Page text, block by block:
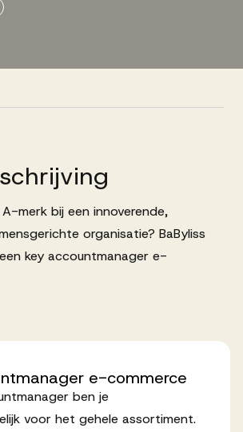
merk bij een innoverende,
organisatie? BaByliss
key accountmanager e-
e-commerce
ben je
voor het gehele assortiment.